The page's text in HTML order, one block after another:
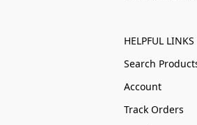
HELPFUL LINKS
Search
Account
Track Orders